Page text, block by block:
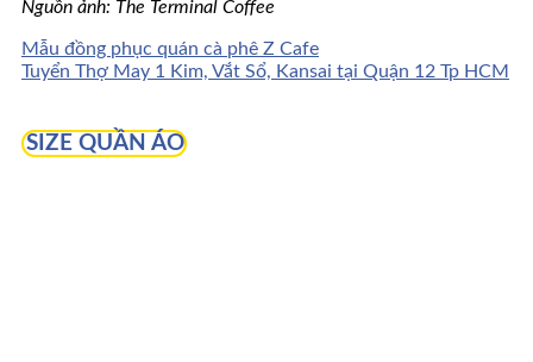
Nguồn ảnh: The Terminal Coffee
Mẫu đồng phục quán cà phê Z Cafe
Tuyển Thợ May 1 Kim, Vắt Sổ, Kansai tại Quận 12 Tp HCM
SIZE QUẦN ÁO